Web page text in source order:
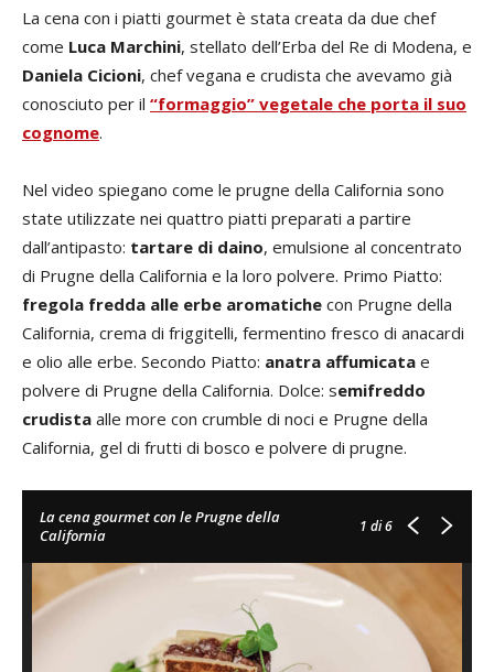
La cena con i piatti gourmet è stata creata da due chef
come Luca Marchini, stellato dell’Erba del Re di Modena, e
Daniela Cicioni, chef vegana e crudista che avevamo già
conosciuto per il “formaggio” vegetale che porta il suo
cognome.
Nel video spiegano come le prugne della California sono
state utilizzate nei quattro piatti preparati a partire
dall’antipasto: tartare di daino, emulsione al concentrato
di Prugne della California e la loro polvere. Primo Piatto:
fregola fredda alle erbe aromatiche con Prugne della
California, crema di friggitelli, fermentino fresco di anacardi
e olio alle erbe. Secondo Piatto: anatra affumicata e
polvere di Prugne della California. Dolce: semifreddo
crudista alle more con crumble di noci e Prugne della
California, gel di frutti di bosco e polvere di prugne.
La cena gourmet con le Prugne della
California
1 di 6